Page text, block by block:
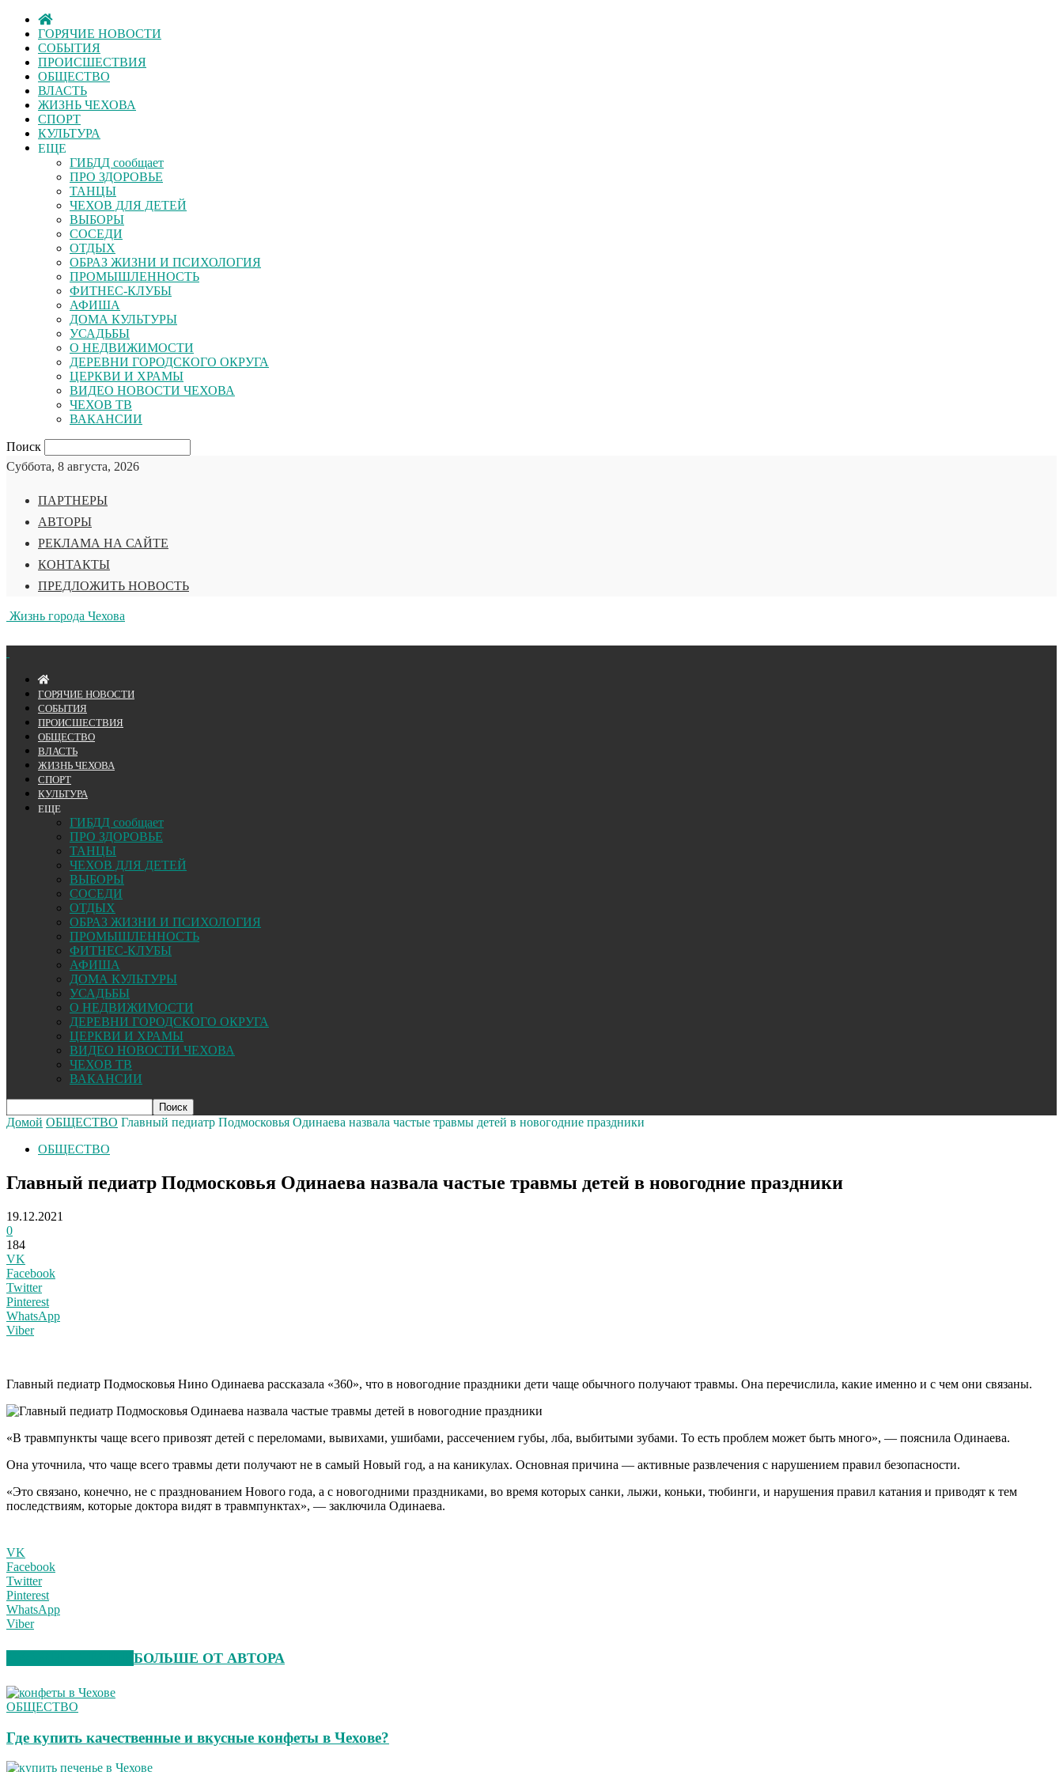
ГОРЯЧИЕ НОВОСТИ
СОБЫТИЯ
ПРОИСШЕСТВИЯ
ОБЩЕСТВО
ВЛАСТЬ
ЖИЗНЬ ЧЕХОВА
СПОРТ
КУЛЬТУРА
ЕЩЕ
ГИБДД сообщает
ПРО ЗДОРОВЬЕ
ТАНЦЫ
ЧЕХОВ ДЛЯ ДЕТЕЙ
ВЫБОРЫ
СОСЕДИ
ОТДЫХ
ОБРАЗ ЖИЗНИ И ПСИХОЛОГИЯ
ПРОМЫШЛЕННОСТЬ
ФИТНЕС-КЛУБЫ
АФИША
ДОМА КУЛЬТУРЫ
УСАДЬБЫ
О НЕДВИЖИМОСТИ
ДЕРЕВНИ ГОРОДСКОГО ОКРУГА
ЦЕРКВИ И ХРАМЫ
ВИДЕО НОВОСТИ ЧЕХОВА
ЧЕХОВ ТВ
ВАКАНСИИ
Поиск
Суббота, 8 августа, 2026
ПАРТНЕРЫ
АВТОРЫ
РЕКЛАМА НА САЙТЕ
КОНТАКТЫ
ПРЕДЛОЖИТЬ НОВОСТЬ
Жизнь города Чехова
ГОРЯЧИЕ НОВОСТИ
СОБЫТИЯ
ПРОИСШЕСТВИЯ
ОБЩЕСТВО
ВЛАСТЬ
ЖИЗНЬ ЧЕХОВА
СПОРТ
КУЛЬТУРА
ЕЩЕ
ГИБДД сообщает
ПРО ЗДОРОВЬЕ
ТАНЦЫ
ЧЕХОВ ДЛЯ ДЕТЕЙ
ВЫБОРЫ
СОСЕДИ
ОТДЫХ
ОБРАЗ ЖИЗНИ И ПСИХОЛОГИЯ
ПРОМЫШЛЕННОСТЬ
ФИТНЕС-КЛУБЫ
АФИША
ДОМА КУЛЬТУРЫ
УСАДЬБЫ
О НЕДВИЖИМОСТИ
ДЕРЕВНИ ГОРОДСКОГО ОКРУГА
ЦЕРКВИ И ХРАМЫ
ВИДЕО НОВОСТИ ЧЕХОВА
ЧЕХОВ ТВ
ВАКАНСИИ
Домой ОБЩЕСТВО Главный педиатр Подмосковья Одинаева назвала частые травмы детей в новогодние праздники
ОБЩЕСТВО
Главный педиатр Подмосковья Одинаева назвала частые травмы детей в новогодние праздники
19.12.2021
0
184
VK
Facebook
Twitter
Pinterest
WhatsApp
Viber
Главный педиатр Подмосковья Нино Одинаева рассказала «360», что в новогодние праздники дети чаще обычного получают травмы. Она перечислила, какие именно и с чем они связаны.
«В травмпункты чаще всего привозят детей с переломами, вывихами, ушибами, рассечением губы, лба, выбитыми зубами. То есть проблем может быть много», — пояснила Одинаева.
Она уточнила, что чаще всего травмы дети получают не в самый Новый год, а на каникулах. Основная причина — активные развлечения с нарушением правил безопасности.
«Это связано, конечно, не с празднованием Нового года, а с новогодними праздниками, во время которых санки, лыжи, коньки, тюбинги, и нарушения правил катания и приводят к тем
последствиям, которые доктора видят в травмпунктах», — заключила Одинаева.
VK
Facebook
Twitter
Pinterest
WhatsApp
Viber
БОЛЬШЕ ОТ АВТОРА
ОБЩЕСТВО
Где купить качественные и вкусные конфеты в Чехове?